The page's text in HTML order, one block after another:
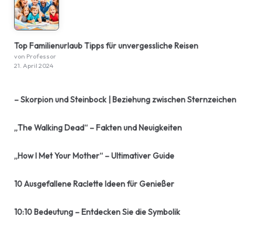
Top Familienurlaub Tipps für unvergessliche Reisen
von Professor
21. April 2024
– Skorpion und Steinbock | Beziehung zwischen Sternzeichen
„The Walking Dead“ – Fakten und Neuigkeiten
„How I Met Your Mother“ – Ultimativer Guide
10 Ausgefallene Raclette Ideen für Genießer
10:10 Bedeutung – Entdecken Sie die Symbolik